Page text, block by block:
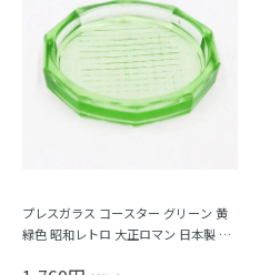
プレスガラス コースター グリーン 黄
緑色 昭和レトロ 大正ロマン 日本製 ト